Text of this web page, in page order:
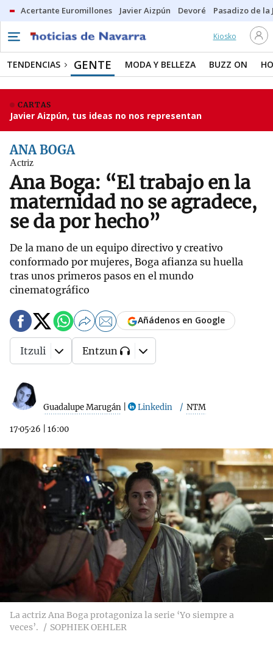
Acertante Euromillones Javier Aizpún Devoré Pasadizo de la
Kiosko
TENDENCIAS GENTE MODA Y BELLEZA BUZZ ON
CARTAS
Javier Aizpún, tus ideas no nos representan
ANA BOGA
Actriz
Ana Boga: “El trabajo en la
maternidad no se agradece,
se da por hecho”
De la mano de un equipo directivo y creativo
conformado por mujeres, Boga afianza su huella
tras unos primeros pasos en el mundo
cinematográfico
Guadalupe Marugán Linkedin NTM
17·05·26 16:00
Añádenos en Google
Itzuli Entzun
La actriz Ana Boga protagoniza la serie ‘Yo siempre a
veces’.
SOPHIEK OEHLER